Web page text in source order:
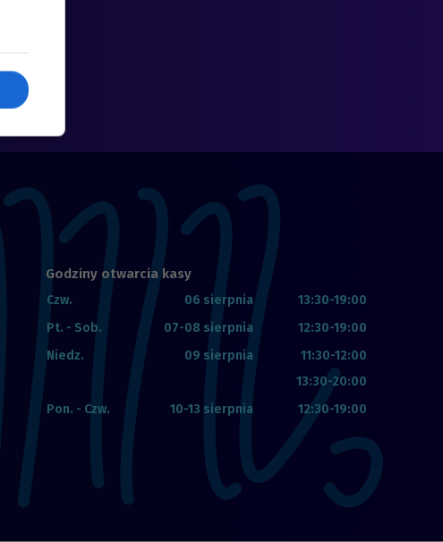
Godziny otwarcia kasy
Czw. 06 sierpnia
13:30-19:00
Pt. - Sob.
07-08 sierpnia
12:30-19:00
Niedz.
09 sierpnia
11:30-12:00
13:30-20:00
Pon. - Czw.
10-13 sierpnia 12:30-19:00